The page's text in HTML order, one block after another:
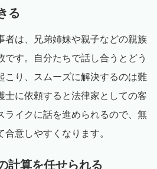
る
者は、兄弟姉妹や親子などの親族
です。自分たちで話し合うとどう
こり、スムーズに解決するのは難
士に依頼すると法律家としての客
ライクに話を進められるので、無
意しやすくなります。
計算を任せられる